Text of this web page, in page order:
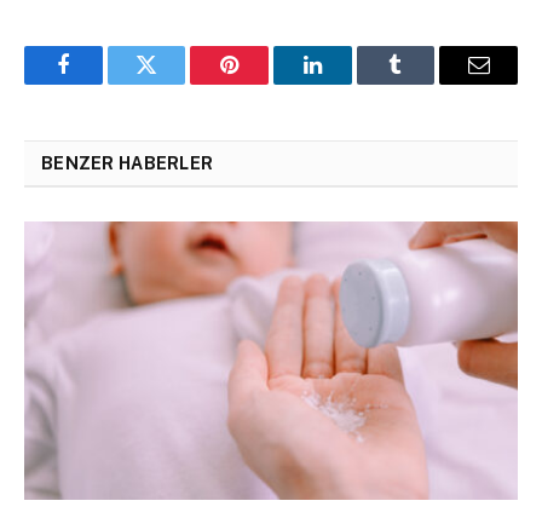
FacebookTwitter Pinterest LinkedInTumblr Email
BENZER HABERLER